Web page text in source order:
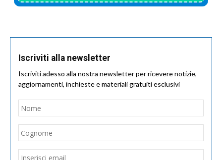
Iscriviti alla newsletter
Iscriviti adesso alla nostra newsletter per ricevere notizie,
aggiornamenti, inchieste e materiali gratuiti esclusivi
Nome
Email